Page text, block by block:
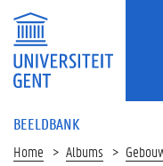
BEELDBANK
Home Albums